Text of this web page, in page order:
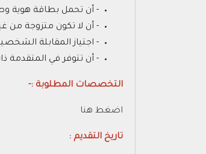
- أن تحمل بطاقة هوية
- أن لا تكون متزوجة من
- اجتياز المقابلة
- أن تتوفر في المتقدمة
التخصصات المطلوبة :-
اضغط هنا
تاريخ التقديم :